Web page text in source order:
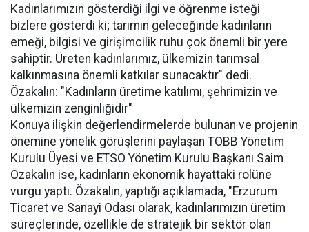
Kadınlarımızın gösterdiği ilgi ve öğrenme isteği
bizlere gösterdi ki; tarımın geleceğinde kadınların
emeği, bilgisi ve girişimcilik ruhu çok önemli bir yere
sahiptir. Üreten kadınlarımız, ülkemizin tarımsal
kalkınmasına önemli katkılar sunacaktır" dedi.
Özakalın: "Kadınların üretime katılımı, şehrimizin ve
ülkemizin zenginliğidir"
Konuya ilişkin değerlendirmelerde bulunan ve projenin
önemine yönelik görüşlerini paylaşan TOBB Yönetim
Kurulu Üyesi ve ETSO Yönetim Kurulu Başkanı Saim
Özakalın ise, kadınların ekonomik hayattaki rolüne
vurgu yaptı. Özakalın, yaptığı açıklamada, "Erzurum
Ticaret ve Sanayi Odası olarak, kadınlarımızın üretim
süreçlerinde, özellikle de stratejik bir sektör olan